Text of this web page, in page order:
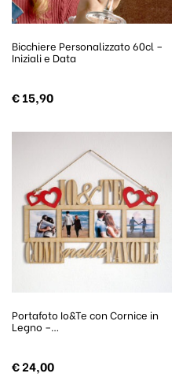
Bicchiere Personalizzato 60cl –
Iniziali e Data
€15,90
Portafoto Io&Te con Cornice in
Legno –…
€24,00